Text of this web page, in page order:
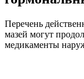
Перечень
мазей могут
медикаменты